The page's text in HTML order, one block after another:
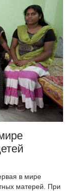
в мире
матерей. При